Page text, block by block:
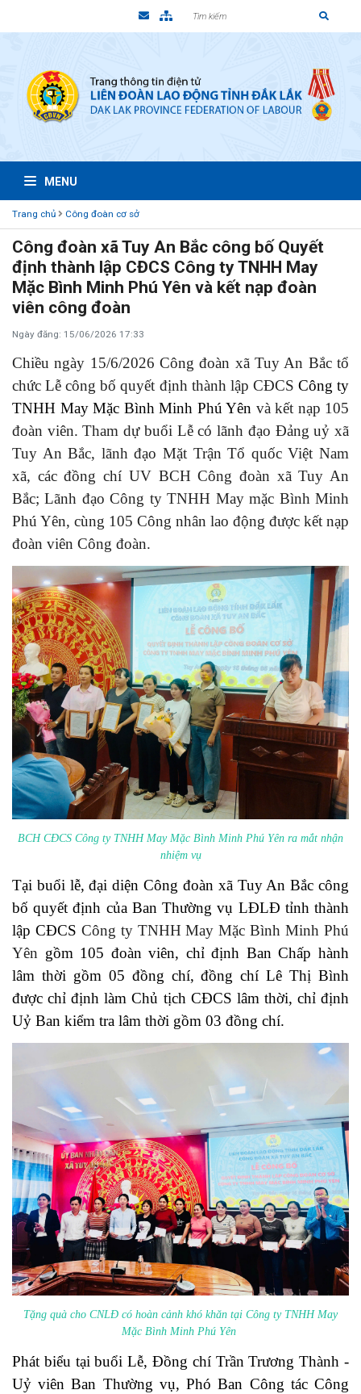
MENU
Trang chủ Công đoàn cơ sở
Công đoàn xã Tuy An Bắc công bố Quyết
định thành lập CĐCS Công ty TNHH May
Mặc Bình Minh Phú Yên và kết nạp đoàn
viên công đoàn
Ngày đăng: 15/06/2026 17:33
Chiều ngày 15/6/2026 Công đoàn xã Tuy An Bắc tổ
chức Lễ công bố quyết định thành lập CĐCS Công ty
TNHH May Mặc Bình Minh Phú Yên và kết nạp 105
đoàn viên. Tham dự buổi Lễ có lãnh đạo Đảng uỷ xã
Tuy An Bắc, lãnh đạo Mặt Trận Tổ quốc Việt Nam
xã, các đồng chí UV BCH Công đoàn xã Tuy An
Bắc; Lãnh đạo Công ty TNHH May mặc Bình Minh
Phú Yên, cùng 105 Công nhân lao động được kết nạp
đoàn viên Công đoàn.
BCH CĐCS Công ty TNHH May Mặc Bình Minh Phú Yên ra mắt nhận
nhiệm vụ
Tại buổi lễ, đại diện Công đoàn xã Tuy An Bắc công
bố quyết định của Ban Thường vụ LĐLĐ tỉnh thành
lập CĐCS Công ty TNHH May Mặc Bình Minh Phú
Yên gồm 105 đoàn viên, chỉ định Ban Chấp hành
lâm thời gồm 05 đồng chí, đồng chí Lê Thị Bình
được chỉ định làm Chủ tịch CĐCS lâm thời, chỉ định
Uỷ Ban kiểm tra lâm thời gồm 03 đồng chí.
Tặng quà cho CNLĐ có hoàn cảnh khó khăn tại Công ty TNHH May
Mặc Bình Minh Phú Yên
Phát biểu tại buổi Lễ, Đồng chí Trần Trương Thành -
Uỷ viên Ban Thường vụ, Phó Ban Công tác Công